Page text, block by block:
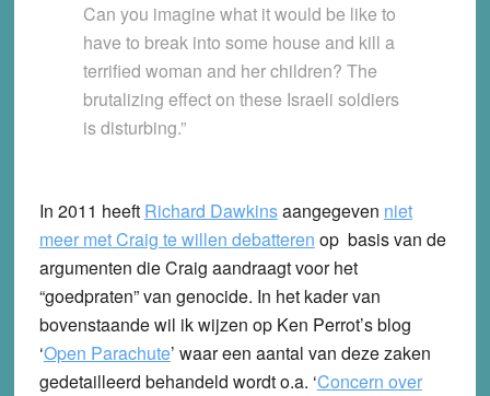
Can you imagine what it would be like to
have to break into some house and kill a
terrified woman and her children? The
brutalizing effect on these Israeli soldiers
is disturbing.”
In 2011 heeft Richard Dawkinsaangegeven niet
meer met Craig te willen debatteren op basis van de
argumenten die Craig aandraagt voor het
“goedpraten” van genocide. In het kader van
bovenstaande wil ik wijzen op Ken Perrot’s blog
‘Open Parachute’ waar een aantal van deze zaken
gedetailleerd behandeld wordt o.a. ‘Concern over